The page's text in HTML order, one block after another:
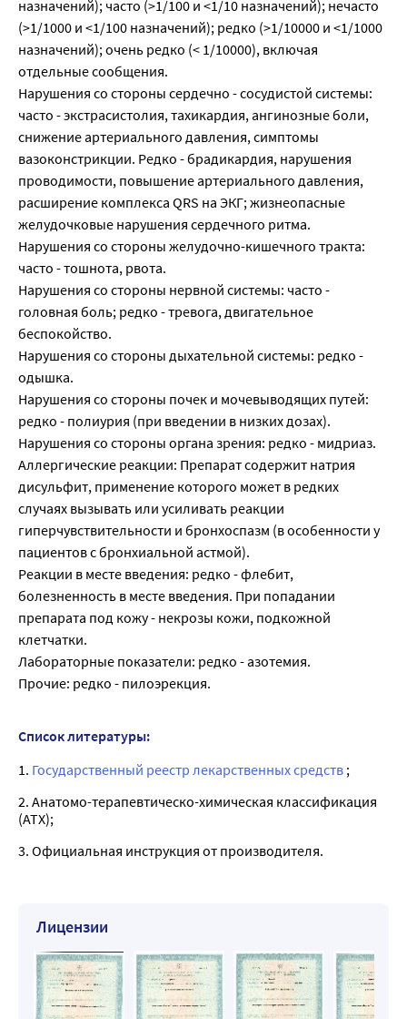
назначений); часто (>1/100 и <1/10 назначений); нечасто
(>1/1000 и <1/100 назначений); редко (>1/10000 и <1/1000
назначений); очень редко (< 1/10000), включая
отдельные сообщения.
Нарушения со стороны сердечно - сосудистой системы:
часто - экстрасистолия, тахикардия, ангинозные боли,
снижение артериального давления, симптомы
вазоконстрикции. Редко - брадикардия, нарушения
проводимости, повышение артериального давления,
расширение комплекса QRS на ЭКГ; жизнеопасные
желудочковые нарушения сердечного ритма.
Нарушения со стороны желудочно-кишечного тракта:
часто - тошнота, рвота.
Нарушения со стороны нервной системы: часто -
головная боль; редко - тревога, двигательное
беспокойство.
Нарушения со стороны дыхательной системы: редко -
одышка.
Нарушения со стороны почек и мочевыводящих путей:
редко - полиурия (при введении в низких дозах).
Нарушения со стороны органа зрения: редко - мидриаз.
Аллергические реакции: Препарат содержит натрия
дисульфит, применение которого может в редких
случаях вызывать или усиливать реакции
гиперчувствительности и бронхоспазм (в особенности у
пациентов с бронхиальной астмой).
Реакции в месте введения: редко - флебит,
болезненность в месте введения. При попадании
препарата под кожу - некрозы кожи, подкожной
клетчатки.
Лабораторные показатели: редко - азотемия.
Прочие: редко - пилоэрекция.
Список литературы:
1. Государственный реестр лекарственных средств ;
2. Анатомо-терапевтическо-химическая классификация
(ATX);
3. Официальная инструкция от производителя.
Лицензии